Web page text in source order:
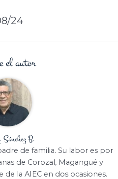
24
el autor
B.
de familia. Su labor es por
de Corozal, Magangué y
de la AIEC en dos ocasiones.